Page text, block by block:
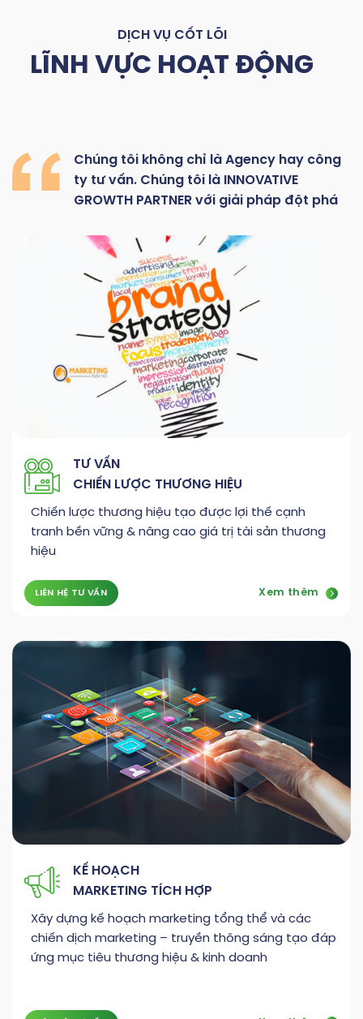
DỊCH VỤ CỐT LÕI
LĨNH VỰC HOẠT ĐỘNG
Chúng tôi không chỉ là Agency hay công
ty tư vấn. Chúng tôi là
INNOVATIVE
GROWTH PARTNER với giải pháp đột phá
TƯ VẤN
CHIẾN LƯỢC THƯƠNG HIỆU
Chiến lược thương hiệu tạo được lợi thế cạnh
tranh bền vững & nâng cao giá trị tài sản thương
hiệu
LIÊN HỆ TƯ VẤN Xem thêm
KẾ HOẠCH
MARKETING TÍCH HỢP
Xây dựng kế hoạch marketing tổng thể và các
chiến dịch marketing – truyền thông sáng tạo đáp
ứng mục tiêu thương hiệu & kinh doanh